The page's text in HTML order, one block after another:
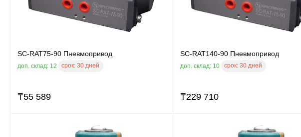
SC-RAT75-90 Пневмопривод
доп. склад: 12 срок: 30 дней
₸55 589
SC-RAT140-90 Пневмопривод
доп. склад: 10 срок: 30 дней
₸229 710